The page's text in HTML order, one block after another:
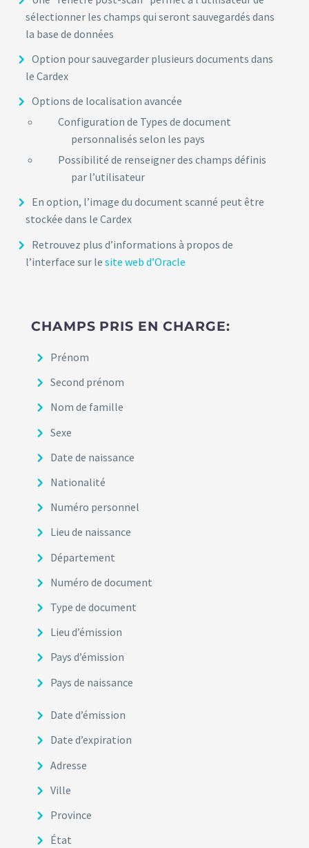
sélectionner les champs qui seront sauvegardés dans
la base de données
Option pour sauvegarder plusieurs documents dans
le Cardex
Options de localisation avancée
Configuration de Types de document
personnalisés selon les pays
Possibilité de renseigner des champs définis
par l’utilisateur
En option, l’image du document scanné peut être
stockée dans le Cardex
Retrouvez plus d’informations à propos de
l’interface sur lesite web d’Oracle
CHAMPS PRIS EN CHARGE:
Prénom
Second prénom
Nom de famille
Sexe
Date de naissance
Nationalité
Numéro personnel
Lieu de naissance
Département
Numéro de document
Type de document
Lieu d’émission
Pays d’émission
Pays de naissance
Date d’émission
Date d’expiration
Adresse
Ville
Province
État